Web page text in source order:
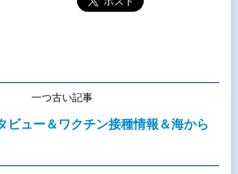
一つ古い記事
ビュー＆ワクチン接種情報＆海から